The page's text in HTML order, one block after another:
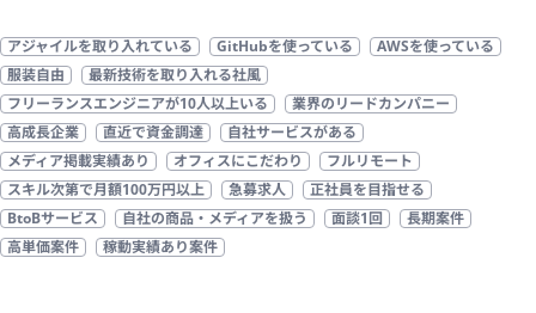
アジャイルを取り入れている GitHubを使っている
AWSを使っている
服装自由
最新技術を取り入れる社風
フリーランスエンジニアが10人以上いる
業界のリードカンパニー
高成長企業
直近で資金調達
自社サービスがある
メディア掲載実績あり
オフィスにこだわり
フルリモート
スキル次第で月額100万円以上
急募求人
正社員を目指せる
BtoBサービス
自社の商品・メディアを扱う 面談1回
長期案件
高単価案件
稼動実績あり案件